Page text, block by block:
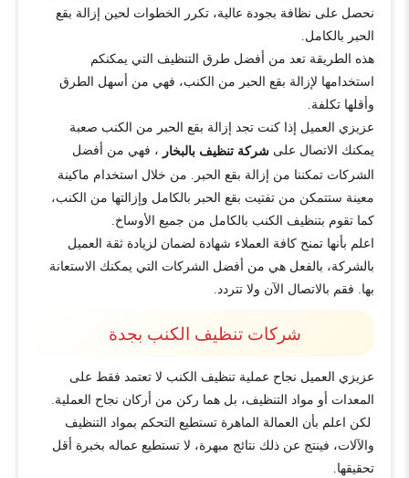
نحصل على نظافة بجودة عالية، تكرر الخطوات لحين إزالة بقع
الحبر بالكامل.
هذه الطريقة تعد من أفضل طرق التنظيف التي يمكنكم
استخدامها لإزالة بقع الحبر من الكنب، فهي من أسهل الطرق
وأقلها تكلفة.
عزيزي العميل إذا كنت تجد إزالة بقع الحبر من الكنب صعبة
يمكنك الاتصال على شركة تنظيف بالبخار ، فهي من أفضل
الشركات تمكننا من إزالة بقع الحبر. من خلال استخدام ماكينة
معينة ستتمكن من تفتيت بقع الحبر بالكامل وإزالتها من الكنب،
كما تقوم بتنظيف الكنب بالكامل من جميع الأوساخ.
اعلم بأنها تمنح كافة العملاء شهادة لضمان لزيادة ثقة العميل
بالشركة، بالفعل هي من أفضل الشركات التي يمكنك الاستعانة
بها. فقم بالاتصال الآن ولا تتردد.
شركات تنظيف الكنب بجدة
عزيزي العميل نجاح عملية تنظيف الكنب لا تعتمد فقط على
المعدات أو مواد التنظيف، بل هما ركن من أركان نجاح العملية.
لكن اعلم بأن العمالة الماهرة تستطيع التحكم بمواد التنظيف
والآلات، فينتج عن ذلك نتائج مبهرة، لا تستطيع عماله بخبرة أقل
تحقيقها.